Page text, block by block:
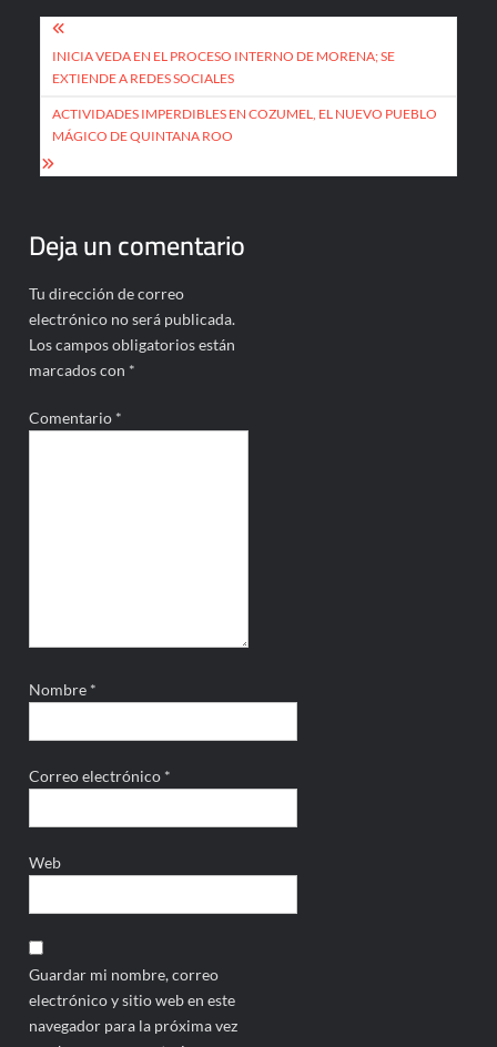
Navegación
de
entradas
INICIA VEDA EN EL PROCESO INTERNO DE MORENA; SE
EXTIENDE A REDES SOCIALES
ACTIVIDADES IMPERDIBLES EN COZUMEL, EL NUEVO PUEBLO
MÁGICO DE QUINTANA ROO
Deja un comentario
Tu dirección de correo
electrónico no será publicada.
Los campos obligatorios están
marcados con *
Comentario *
Nombre *
Correo electrónico *
Web
Guardar mi nombre, correo
electrónico y sitio web en este
navegador para la próxima vez